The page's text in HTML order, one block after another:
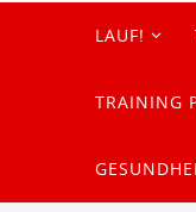
LAUF!
TRAINING